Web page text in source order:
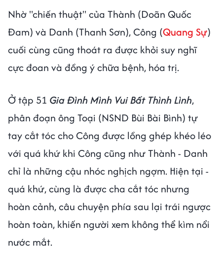
Nhờ "chiến thuật" của Thành (Doãn Quốc
Đam) và Danh (Thanh Sơn), Công (Quang Sự)
cuối cùng cũng thoát ra được khỏi suy nghĩ
cực đoan và đồng ý chữa bệnh, hóa trị.
Ở tập 51 Gia Đình Mình Vui Bất Thình Lình,
phân đoạn ông Toại (NSND Bùi Bài Bình) tự
tay cắt tóc cho Công được lồng ghép khéo léo
với quá khứ khi Công cũng như Thành - Danh
chỉ là những cậu nhóc nghịch ngợm. Hiện tại -
quá khứ, cùng là được cha cắt tóc nhưng
hoàn cảnh, câu chuyện phía sau lại trái ngược
hoàn toàn, khiến người xem không thể kìm nổi
nước mắt.